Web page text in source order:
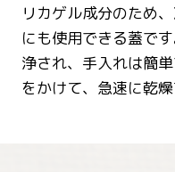
リカゲル成分のため
にも使用できる蓋で
浄され、手入れは簡
をかけて、急速に乾燥